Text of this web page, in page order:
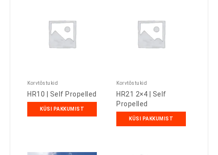
Korvtõstukid
HR10 | Self Propelled
KÜSI PAKKUMIST
Korvtõstukid
HR21 2×4 | Self
Propelled
KÜSI PAKKUMIST